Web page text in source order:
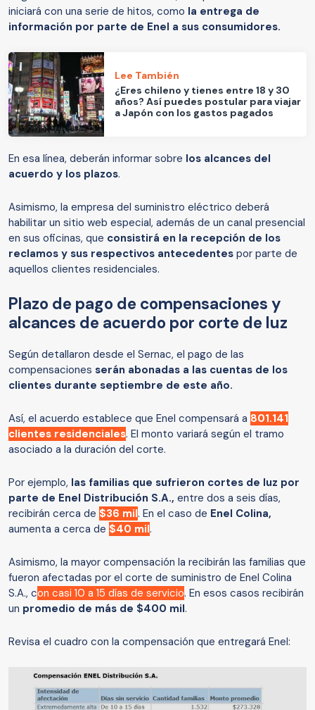
iniciará con una serie de hitos, como la entrega de
información por parte de Enel a sus consumidores.
Lee También
¿Eres chileno y tienes entre 18 y 30
años? Así puedes postular para viajar
a Japón con los gastos pagados
En esa línea, deberán informar sobre los alcances del
acuerdo y los plazos.
Asimismo, la empresa del suministro eléctrico deberá
habilitar un sitio web especial, además de un canal presencial
en sus oficinas, que consistirá en la recepción de los
reclamos y sus respectivos antecedentes por parte de
aquellos clientes residenciales.
Plazo de pago de compensaciones y
alcances de acuerdo por corte de luz
Según detallaron desde el Sernac, el pago de las
compensaciones serán abonadas a las cuentas de los
clientes durante septiembre de este año.
Así, el acuerdo establece que Enel compensará a 801.141
clientes residenciales. El monto variará según el tramo
asociado a la duración del corte.
Por ejemplo, las familias que sufrieron cortes de luz por
parte de Enel Distribución S.A., entre dos a seis días,
recibirán cerca de $36 mil. En el caso de Enel Colina,
aumenta a cerca de $40 mil.
Asimismo, la mayor compensación la recibirán las familias que
fueron afectadas por el corte de suministro de Enel Colina
S.A., con casi 10 a 15 días de servicio. En esos casos recibirán
un promedio de más de $400 mil.
Revisa el cuadro con la compensación que entregará Enel: